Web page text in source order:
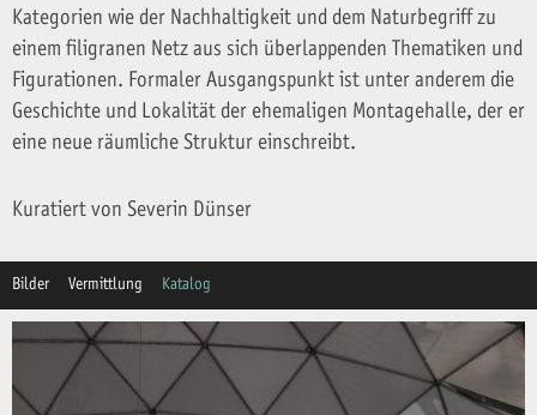
Kategorien wie der Nachhaltigkeit und dem Naturbegriff zu
einem filigranen Netz aus sich überlappenden Thematiken und
Figurationen. Formaler Ausgangspunkt ist unter anderem die
Geschichte und Lokalität der ehemaligen Montagehalle, der er
eine neue räumliche Struktur einschreibt.
Kuratiert von Severin Dünser
Bilder Vermittlung Katalog